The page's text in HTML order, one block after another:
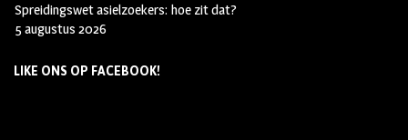
Spreidingswet asielzoekers: hoe zit dat?
5 augustus 2026
LIKE ONS OP FACEBOOK!